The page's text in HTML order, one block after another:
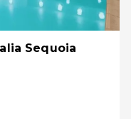
Sequoia